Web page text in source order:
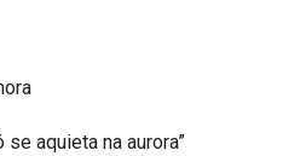
aquieta na aurora”